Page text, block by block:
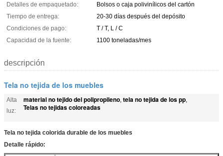
Detalles de empaquetado:
Bolsos o caja polivinílicos del cartón
Tiempo de entrega:
20-30 días después del depósito
Condiciones de pago:
T / T, L / C
Capacidad de la fuente:
1100 toneladas/mes
descripción
Tela no tejida de los muebles
Alta
luz:
material no tejido del polipropileno, tela no tejida de los pp,
Telas no tejidas coloreadas
Tela no tejida colorida durable de los muebles
Detalle rápido: